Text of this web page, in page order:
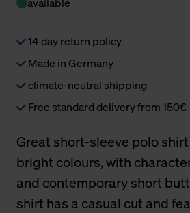
14 day return policy
Made in Germany
climate-neutral shipping
Free standard delivery from 150€
Great short-sleeve polo
bright colours, with
and contemporary short
shirt has a casual cut and